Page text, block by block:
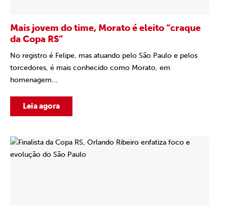
Mais jovem do time, Morato é eleito “craque
da Copa RS”
No registro é Felipe, mas atuando pelo São Paulo e pelos
torcedores, é mais conhecido como Morato, em
homenagem...
Leia agora